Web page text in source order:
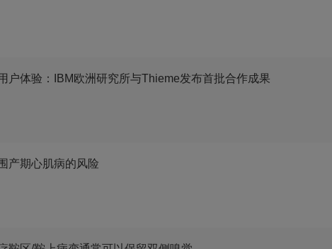
户体验：IBM欧洲研究所与Thieme发布首批合作成果
产期心肌病的风险